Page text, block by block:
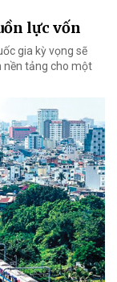
lực vốn
gia kỳ vọng sẽ
nền tảng cho một